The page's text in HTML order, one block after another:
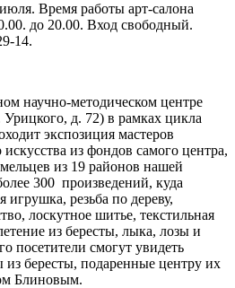
Время работы арт-салона
до 20.00. Вход свободный.
14.
научно-методическом центре
Урицкого, д. 72) в рамках цикла
экспозиция мастеров
из фондов самого центра,
из 19 районов нашей
300 произведений, куда
игрушка, резьба по дереву,
лоскутное шитье, текстильная
из бересты, лыка, лозы и
посетители смогут увидеть
из бересты, подаренные центру их
Блиновым.